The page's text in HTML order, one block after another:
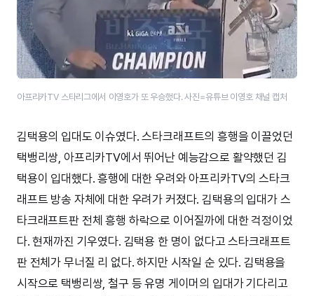
아프리카TV 스타리그에서 이영호가 또 우승했다. 사진=유튜브 이영호 채널 캡처
김택용의 입대도 이슈였다. 스타크래프트의 흥행을 이끌었던
택뱅리쌍, 아프리카TV에서 뛰어난 예능감으로 활약했던 김
택용이 입대했다. 흥행에 대한 우려와 아프리카TV의 스타크
래프트 방송 자체에 대한 우려가 커졌다. 김택용의 입대가 스
타크래프트판 전체 흥행 하락으로 이어질까에 대한 걱정이었
다. 현재까진 기우였다. 김택용 한 명이 없다고 스타크래프트
판 전체가 무너질 리 없다. 하지만 시작일 순 있다. 김택용을
시작으로 택뱅리쌍, 철구 등 유명 게이머의 입대가 기다리고